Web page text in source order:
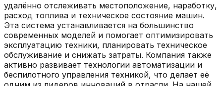
удалённо отслеживать местоположение, наработку,
расход топлива и техническое состояние машин.
Эта система устанавливается на большинство
современных моделей и помогает оптимизировать
эксплуатацию техники, планировать техническое
обслуживание и снижать затраты. Компания также
активно развивает технологии автоматизации и
беспилотного управления техникой, что делает её